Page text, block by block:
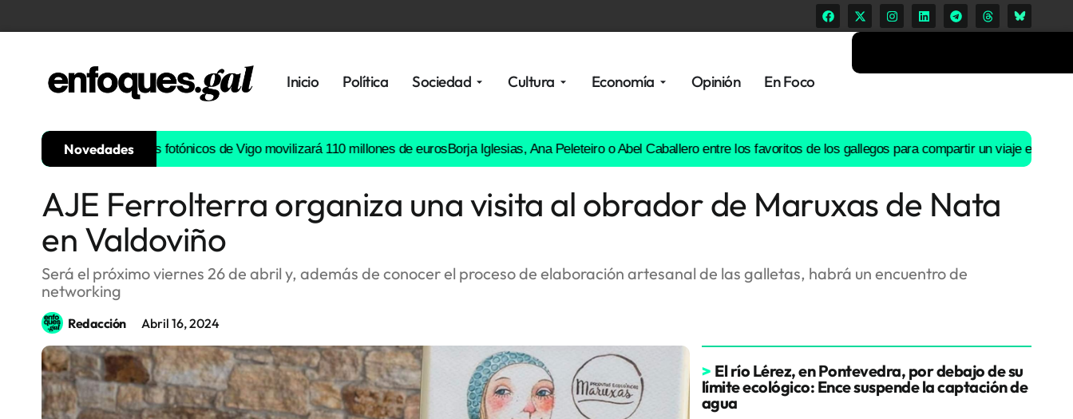
Inicio Política Sociedad Cultura Economía Opinión En Foco
Tendencias
Memoria
Histórica
Gastronomía
Escenarios
Novedades
semiconductores fotónicos de Vigo movilizará 110 millones de eurosBorja Iglesias, Ana Peleteiro o Abel Caballero entre los favoritos de los gallegos para compartir un viaje en coche El río
AJE Ferrolterra organiza una visita al obrador de Maruxas de Nata
en Valdoviño
Será el próximo viernes 26 de abril y, además de conocer el proceso de elaboración artesanal de las galletas, habrá un encuentro de
networking
Redacción Abril 16, 2024
> El río Lérez, en Pontevedra, por debajo de su
límite ecológico: Ence suspende la captación de
agua